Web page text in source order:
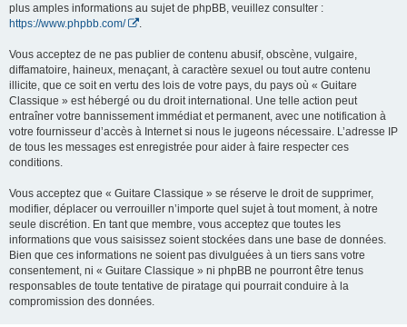
plus amples informations au sujet de phpBB, veuillez consulter :
https://www.phpbb.com/
Vous acceptez de ne pas publier de contenu abusif, obscène, vulgaire,
diffamatoire, haineux, menaçant, à caractère sexuel ou tout autre contenu
illicite, que ce soit en vertu des lois de votre pays, du pays où « Guitare
Classique » est hébergé ou du droit international. Une telle action peut
entraîner votre bannissement immédiat et permanent, avec une notification à
votre fournisseur d’accès à Internet si nous le jugeons nécessaire. L’adresse IP
de tous les messages est enregistrée pour aider à faire respecter ces
conditions.
Vous acceptez que « Guitare Classique » se réserve le droit de supprimer,
modifier, déplacer ou verrouiller n’importe quel sujet à tout moment, à notre
seule discrétion. En tant que membre, vous acceptez que toutes les
informations que vous saisissez soient stockées dans une base de données.
Bien que ces informations ne soient pas divulguées à un tiers sans votre
consentement, ni « Guitare Classique » ni phpBB ne pourront être tenus
responsables de toute tentative de piratage qui pourrait conduire à la
compromission des données.